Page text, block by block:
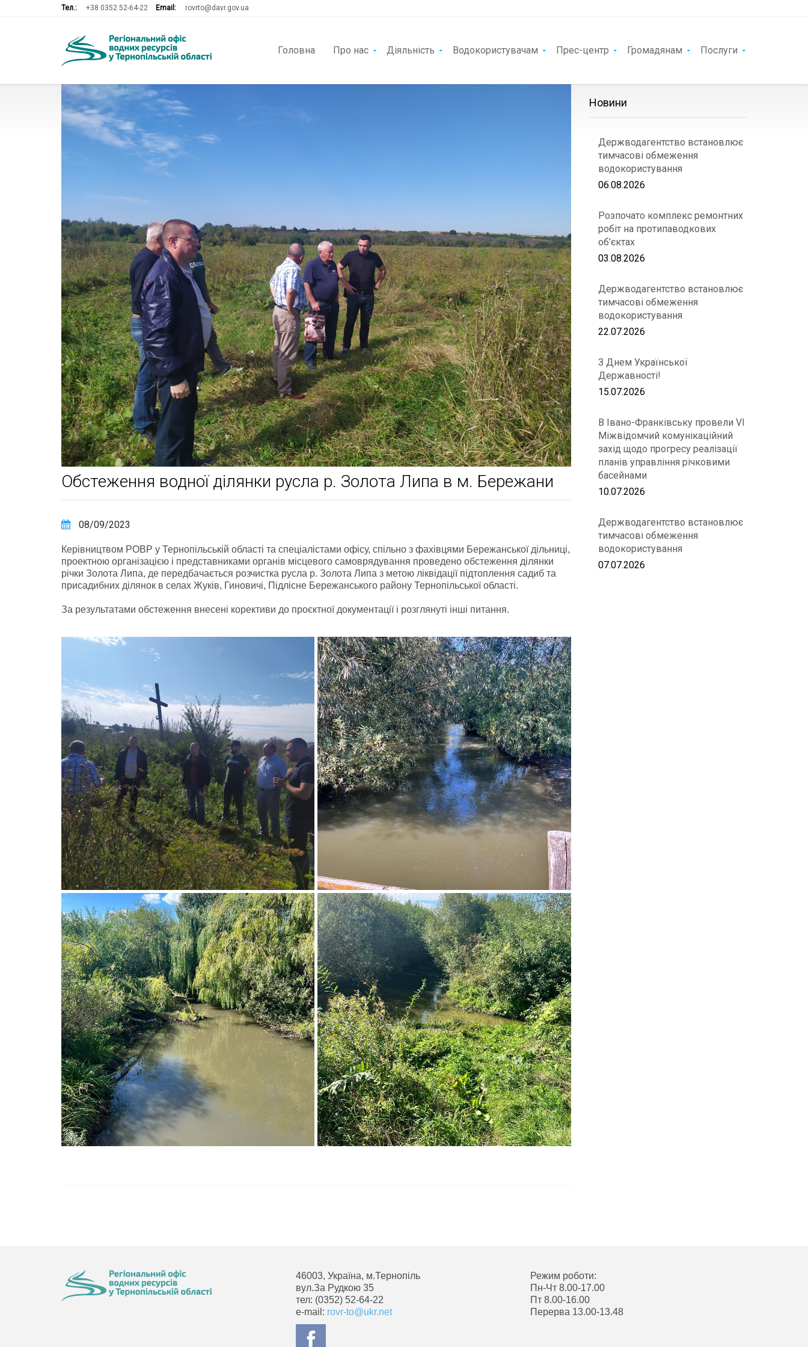
Тел.: +38 0352 52-64-22 Email: rovrto@davr.gov.ua
Головна Про нас Діяльність Водокористувачам Прес-центр Громадянам Послуги
Обстеження водної ділянки русла р. Золота Липа в м. Бережани
08/09/2023
Керівництвом РОВР у Тернопільській області та спеціалістами офісу, спільно з фахівцями Бережанської дільниці,
проектною організацією і представниками органів місцевого самоврядування проведено обстеження ділянки
річки Золота Липа, де передбачається розчистка русла р. Золота Липа з метою ліквідації підтоплення садиб та
присадибних ділянок в селах Жуків, Гиновичі, Підлісне Бережанського району Тернопільської області.
За результатами обстеження внесені корективи до проєктної документації і розглянуті інші питання.
Новини
Держводагентство встановлює
тимчасові обмеження
водокористування
06.08.2026
Розпочато комплекс ремонтних
робіт на протипаводкових
об’єктах
03.08.2026
Держводагентство встановлює
тимчасові обмеження
водокористування
22.07.2026
З Днем Української
Державності!
15.07.2026
В Івано-Франківську провели VІ
Міжвідомчий комунікаційний
захід щодо прогресу реалізації
планів управління річковими
басейнами
10.07.2026
Держводагентство встановлює
тимчасові обмеження
водокористування
07.07.2026
46003, Україна, м.Тернопіль
вул.За Рудкою 35
тел: (0352) 52-64-22
e-mail: rovr-to@ukr.net
Режим роботи:
Пн-Чт 8.00-17.00
Пт 8.00-16.00
Перерва 13.00-13.48